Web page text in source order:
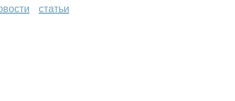
статьи